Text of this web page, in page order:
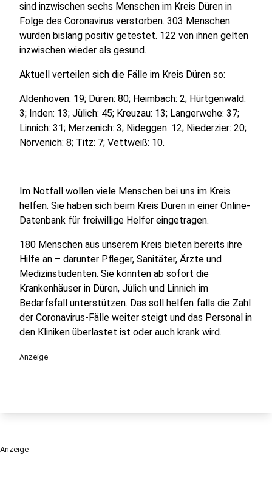
sind inzwischen sechs Menschen im Kreis Düren in
Folge des Coronavirus verstorben. 303 Menschen
wurden bislang positiv getestet. 122 von ihnen gelten
inzwischen wieder als gesund.
Aktuell verteilen sich die Fälle im Kreis Düren so:
Aldenhoven: 19; Düren: 80; Heimbach: 2; Hürtgenwald:
3; Inden: 13; Jülich: 45; Kreuzau: 13; Langerwehe: 37;
Linnich: 31; Merzenich: 3; Nideggen: 12; Niederzier: 20;
Nörvenich: 8; Titz: 7; Vettweiß: 10.
Im Notfall wollen viele Menschen bei uns im Kreis
helfen. Sie haben sich beim Kreis Düren in einer Online-
Datenbank für freiwillige Helfer eingetragen.
180 Menschen aus unserem Kreis bieten bereits ihre
Hilfe an – darunter Pfleger, Sanitäter, Ärzte und
Medizinstudenten. Sie könnten ab sofort die
Krankenhäuser in Düren, Jülich und Linnich im
Bedarfsfall unterstützen. Das soll helfen falls die Zahl
der Coronavirus-Fälle weiter steigt und das Personal in
den Kliniken überlastet ist oder auch krank wird.
Anzeige
Anzeige